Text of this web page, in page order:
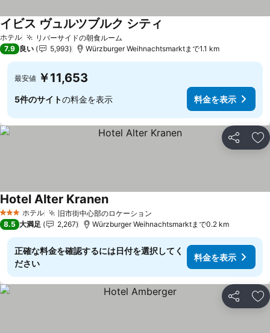
ホテル リバーサイドの朝食ルーム
イビス ヴュルツブルク シティ
7.9 良い 5,993 Würzburger Weihnachtsmarktまで1.1 km
最安値 ￥11,653
5件のサイトの料金を表示 料金を表示
シェア お
3 ホテルのランク
ホテル 旧市街中心部のロケーション
Hotel Alter Kranen
8.5 大満足 2,267 Würzburger Weihnachtsmarktまで0.2 km
正確な料金を確認するには日付を選択してく
ださい
料金を表示
シェア お